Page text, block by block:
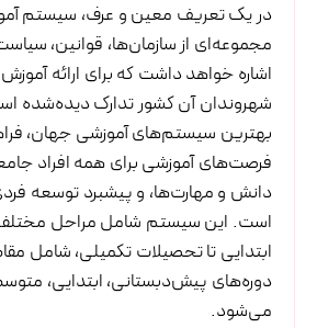
در یک تعریف معین و عرف، سیستم
مجموعه‌ای از سازمان‌ها، قوانین،
اشاره خواهد داشت که برای ارائه
شهروندان آن کشور تدارک‌
بهترین سیستم‌های آموزشی جهان،
فرصت‌های آموزشی برای همه افراد
دانش و مهارت‌ها، و پیشبرد توسعه
است. این سیستم شامل مراحل
ابتدایی تا تحصیلات تکمیلی، شامل
دوره‌های پیش‌دبستانی، ابتدایی،
می‌شود.